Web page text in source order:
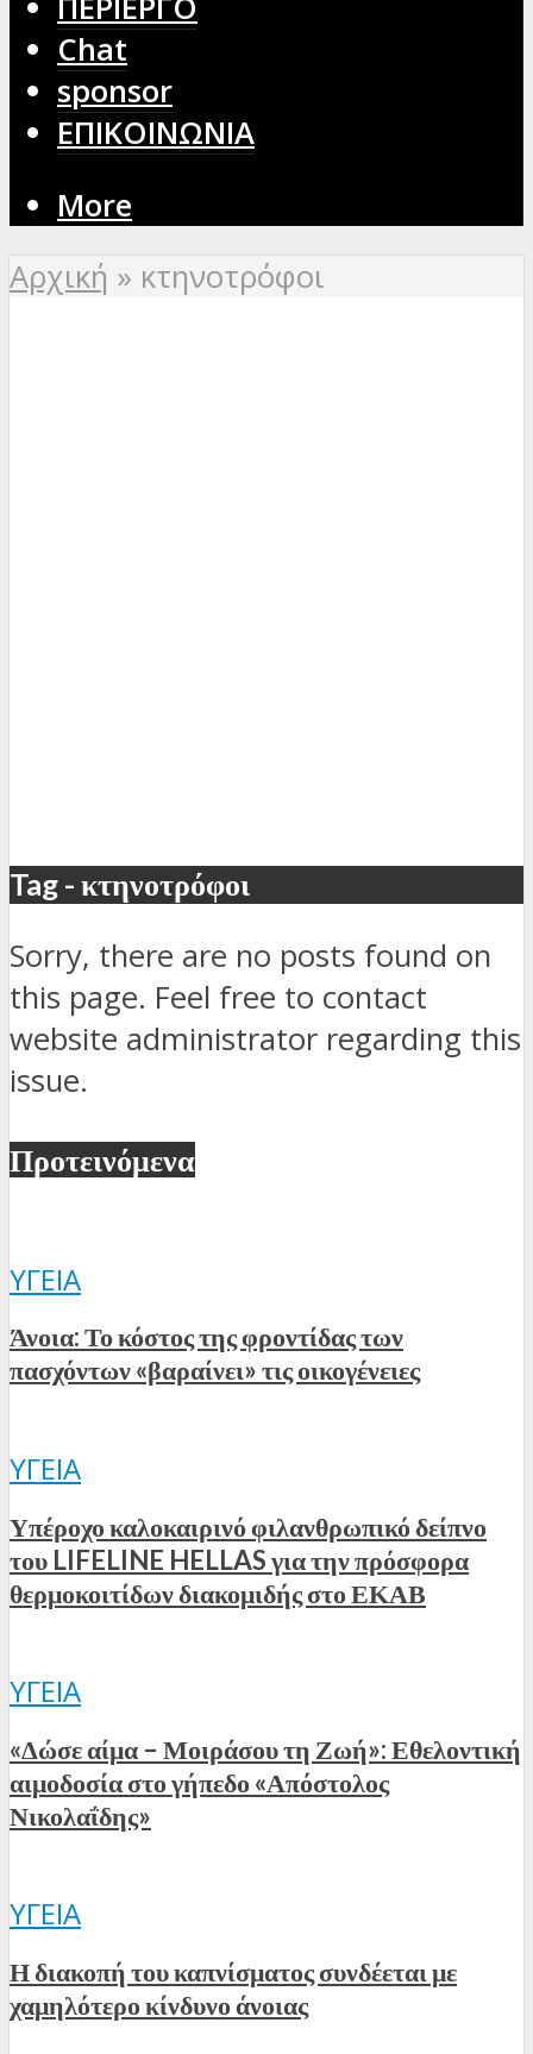
Chat
sponsor
ΕΠΙΚΟΙΝΩΝΙΑ
More
Αρχική » κτηνοτρόφοι
Tag - κτηνοτρόφοι
Sorry, there are no posts found on
this page. Feel free to contact
website administrator regarding this
issue.
Προτεινόμενα
ΥΓΕΊΑ
Άνοια: Το κόστος της φροντίδας των
πασχόντων «βαραίνει» τις οικογένειες
ΥΓΕΊΑ
Υπέροχο καλοκαιρινό φιλανθρωπικό δείπνο
του LIFELINE HELLAS για την πρόσφορα
θερμοκοιτίδων διακομιδής στο ΕΚΑΒ
ΥΓΕΊΑ
«Δώσε αίμα – Μοιράσου τη Ζωή»: Εθελοντική
αιμοδοσία στο γήπεδο «Απόστολος
Νικολαΐδης»
ΥΓΕΊΑ
Η διακοπή του καπνίσματος συνδέεται με
χαμηλότερο κίνδυνο άνοιας